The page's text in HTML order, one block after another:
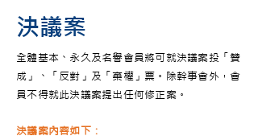
決議案
全體基本、永久及名譽會員將可就決議案投「贊
成」、「反對」及「棄權」票。除幹事會外，會
員不得就此決議案提出任何修正案。
決議案內容如下：